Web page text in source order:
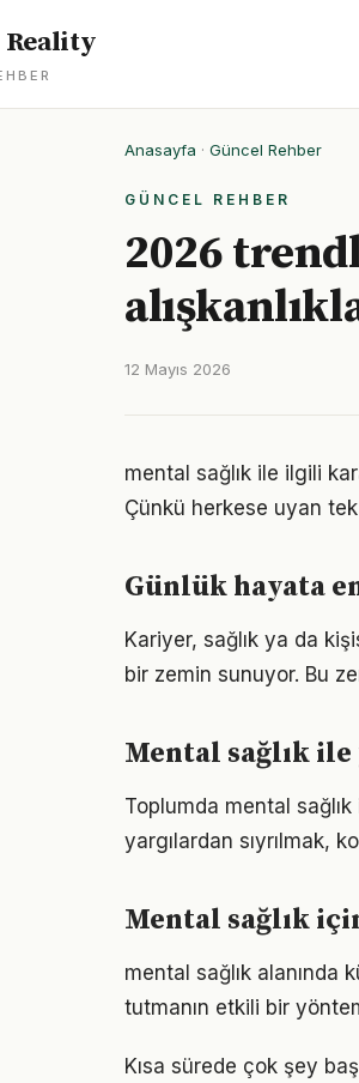
Anasayfa · Güncel Rehber
GÜNCEL REHBER
2026
12 Mayıs 2026
mental sağlık ile ilgili
Çünkü herkese uyan
Günlük hayata
Kariyer, sağlık ya da
bir zemin sunuyor. Bu
Mental sağlık
Toplumda mental
yargılardan sıyrılmak,
Mental sağlık
mental sağlık alanında
tutmanın etkili bir
Kısa sürede çok şey